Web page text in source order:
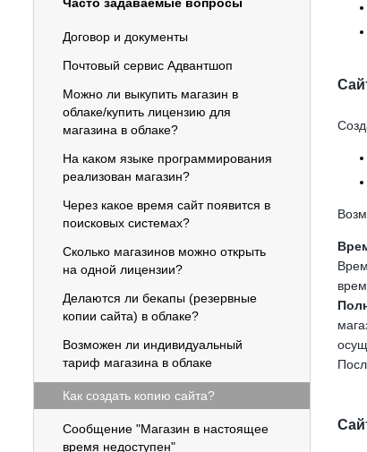
Договор и документы
Почтовый сервис Адвантшоп
Можно ли выкупить магазин в
облаке/купить лицензию для
магазина в облаке?
На каком языке программирования
реализован магазин?
Через какое время сайт появится в
поисковых системах?
Сколько магазинов можно открыть
на одной лицензии?
Делаются ли бекапы (резервные
копии сайта) в облаке?
Возможен ли индивидуальный
тариф магазина в облаке
Как создать копию сайта?
Сообщение "Магазин в настоящее
время недоступен"